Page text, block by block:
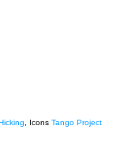
, Icons Tango Project